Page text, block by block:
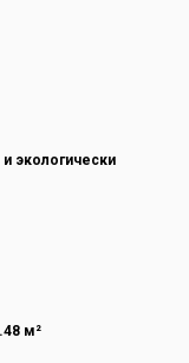
и экологически
м²